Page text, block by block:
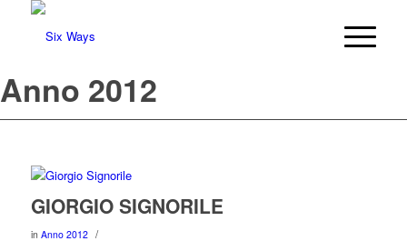
Anno 2012
GIORGIO SIGNORILE
in Anno 2012 /